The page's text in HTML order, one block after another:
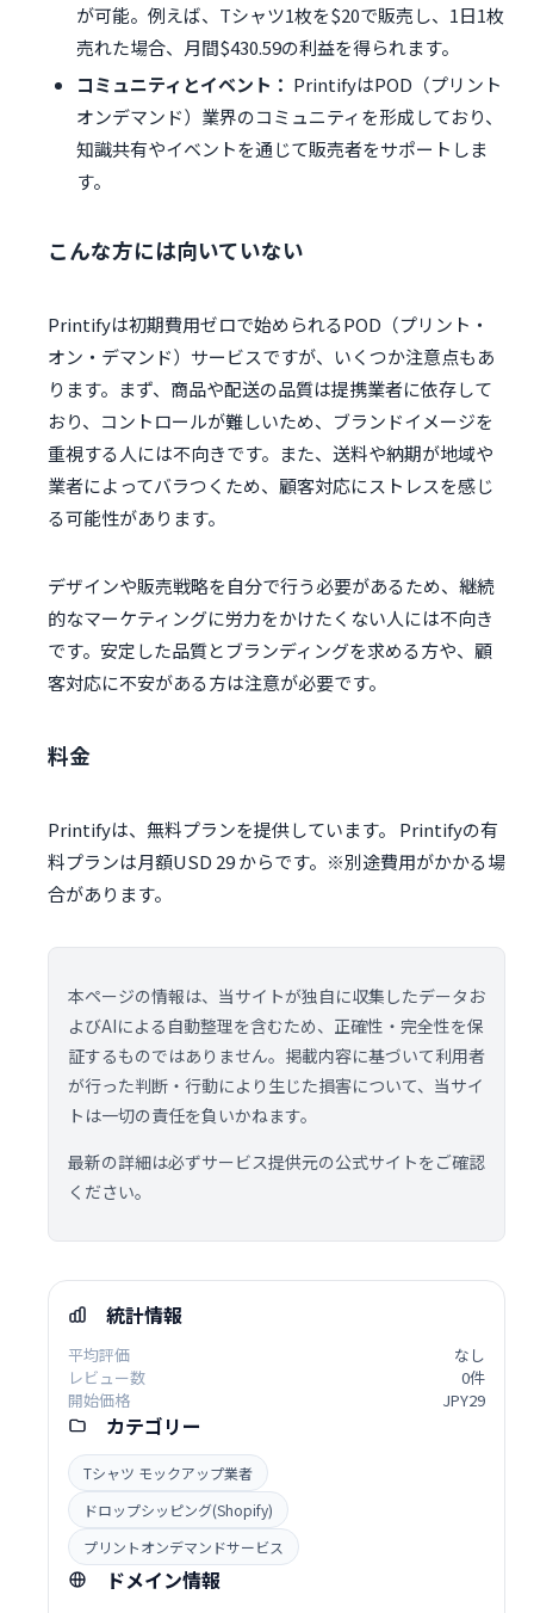
が可能。例えば、Tシャツ1枚を$20で販売し、1日1枚
売れた場合、月間$430.59の利益を得られます。
コミュニティとイベント： PrintifyはPOD（プリント
オンデマンド）業界のコミュニティを形成しており、
知識共有やイベントを通じて販売者をサポートしま
す。
こんな方には向いていない
Printifyは初期費用ゼロで始められるPOD（プリント・
オン・デマンド）サービスですが、いくつか注意点もあ
ります。まず、商品や配送の品質は提携業者に依存して
おり、コントロールが難しいため、ブランドイメージを
重視する人には不向きです。また、送料や納期が地域や
業者によってバラつくため、顧客対応にストレスを感じ
る可能性があります。
デザインや販売戦略を自分で行う必要があるため、継続
的なマーケティングに労力をかけたくない人には不向き
です。安定した品質とブランディングを求める方や、顧
客対応に不安がある方は注意が必要です。
料金
Printifyは、無料プランを提供しています。 Printifyの有
料プランは月額USD 29 からです。※別途費用がかかる場
合があります。
本ページの情報は、当サイトが独自に収集したデータお
よびAIによる自動整理を含むため、正確性・完全性を保
証するものではありません。掲載内容に基づいて利用者
が行った判断・行動により生じた損害について、当サイ
トは一切の責任を負いかねます。
最新の詳細は必ずサービス提供元の公式サイトをご確認
ください。
統計情報
平均評価
なし
レビュー数
0件
開始価格
JPY29
カテゴリー
Tシャツ モックアップ業者
ドロップシッピング(Shopify)
プリントオンデマンドサービス
ドメイン情報